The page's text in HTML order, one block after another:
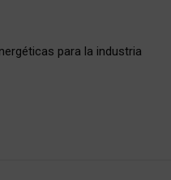
para la industria